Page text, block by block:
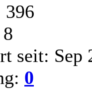
396
seit: Sep
0